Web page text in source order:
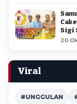
Sigi
20
Viral
#UNGGULAN